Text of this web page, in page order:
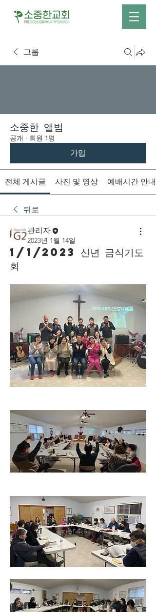
그룹
소중한 앨범
공개 · 회원 1명
가입
전체 게시글 사진 및 영상 예배시간 안내
뒤로
관리자
2023년 1월 14일
1/1/2023 신년 금식기도
회